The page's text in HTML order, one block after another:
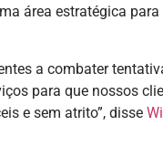
área estratégica para
a combater
para que nossos
e sem atrito”, disse